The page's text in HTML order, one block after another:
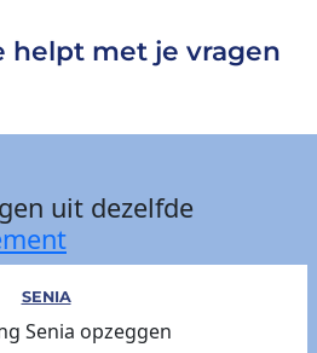
helpt met je vragen
uit dezelfde
SENIA